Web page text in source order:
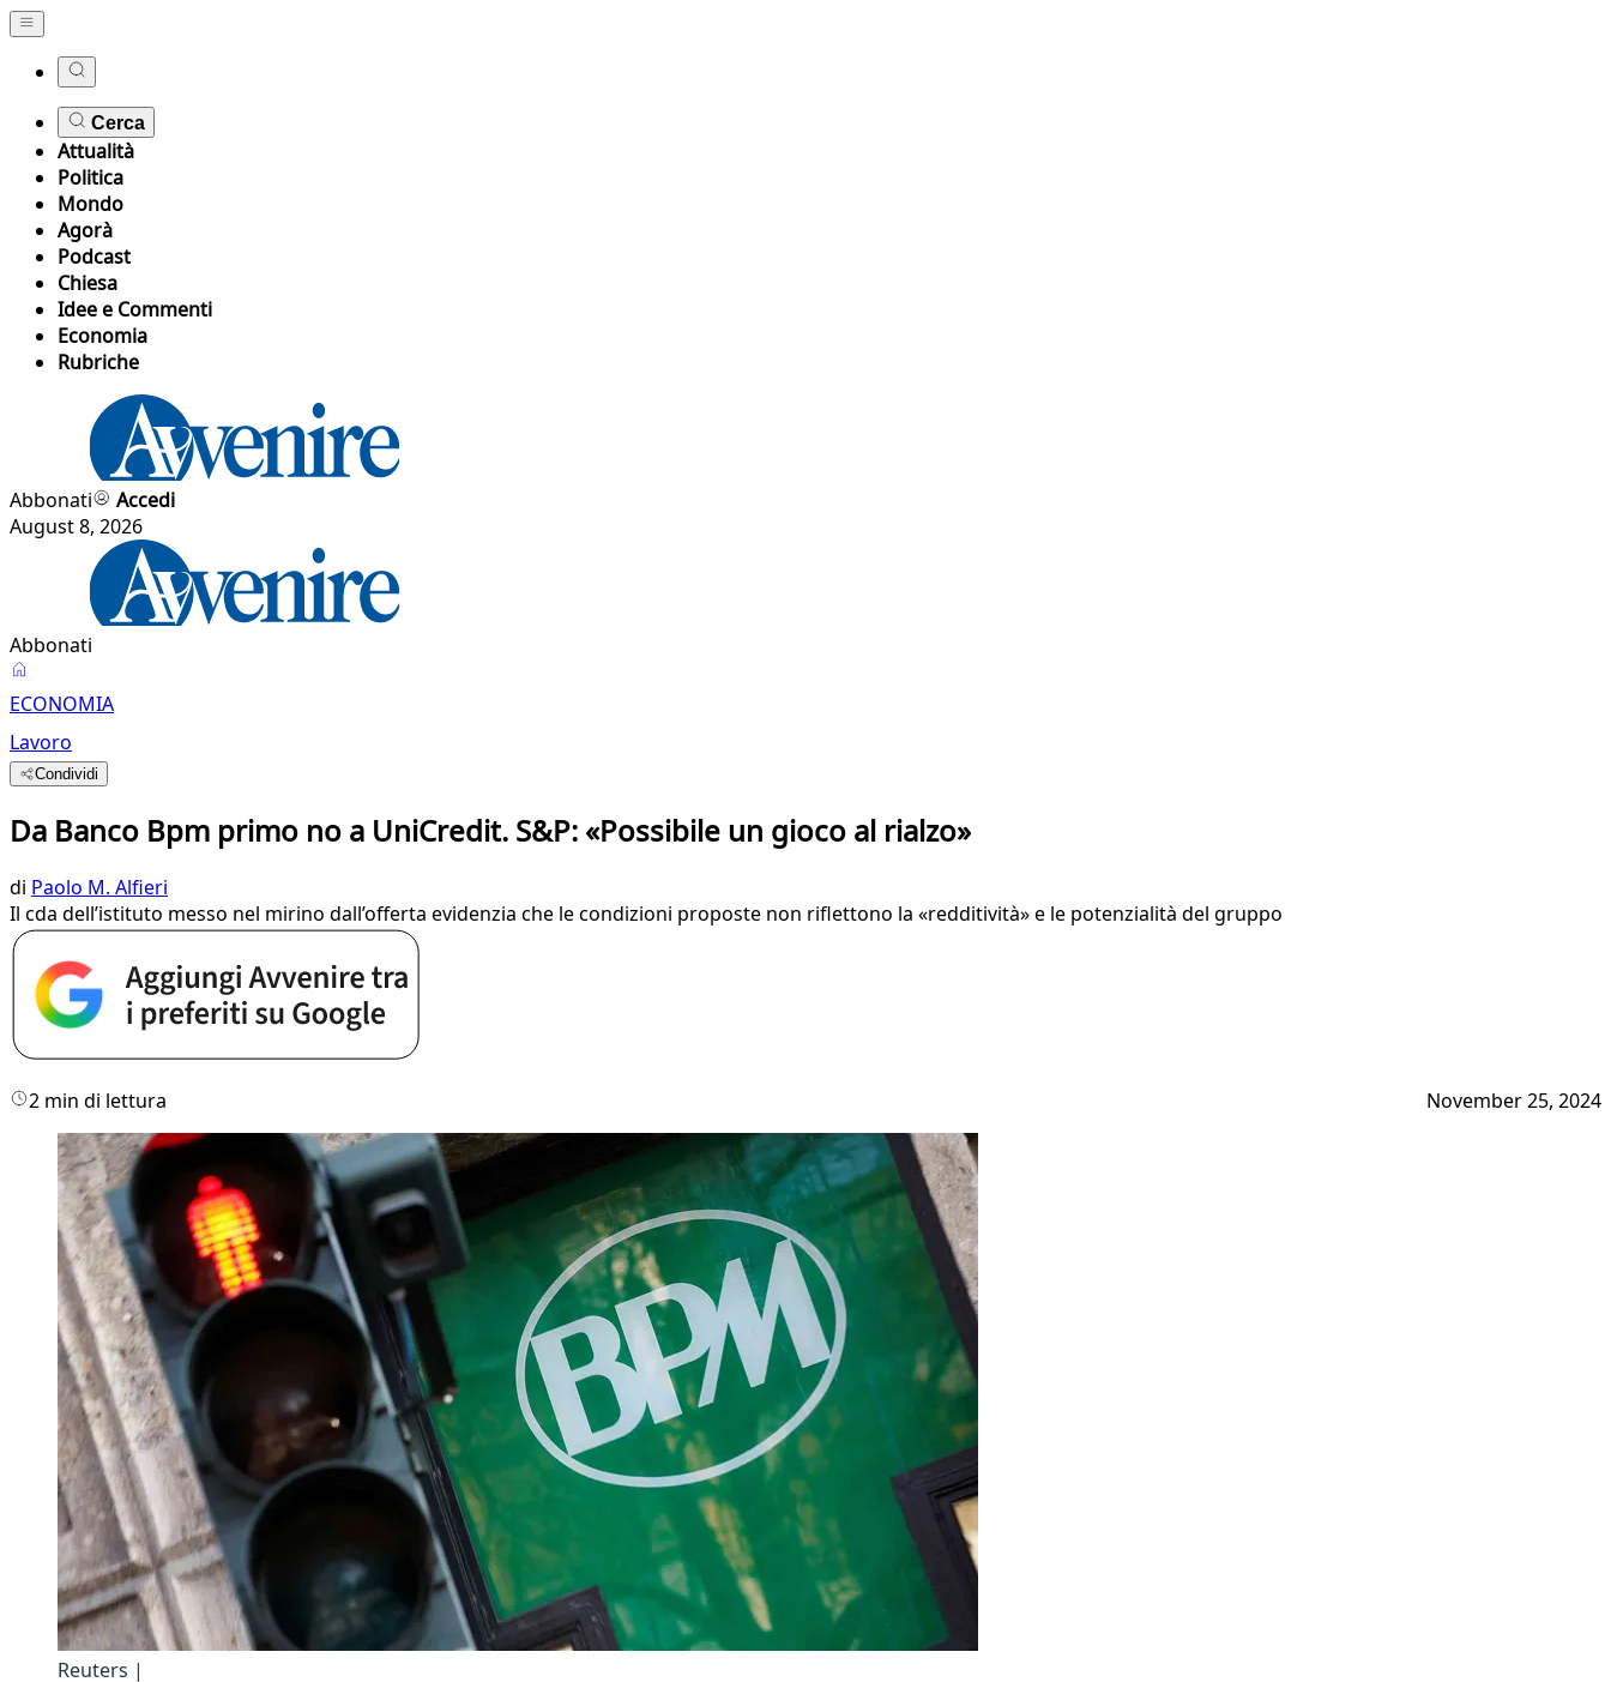
Cerca
Attualità
Politica
Mondo
Agorà
Podcast
Chiesa
Idee e Commenti
Economia
Rubriche
Abbonati
Accedi
August 8, 2026
Abbonati
ECONOMIA
Lavoro
Condividi
Da Banco Bpm primo no a UniCredit. S&P: «Possibile un gioco al rialzo»
di Paolo M. Alfieri
Il cda dell’istituto messo nel mirino dall’offerta evidenzia che le condizioni proposte non riflettono la «redditività» e le potenzialità del gruppo
2 min di lettura November 25, 2024
Reuters |